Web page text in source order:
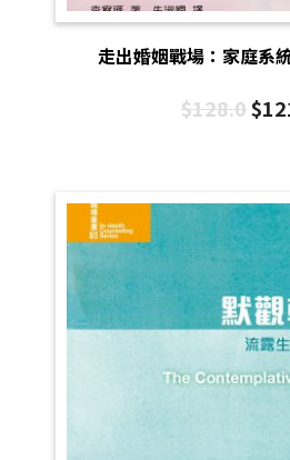
走出婚姻戰場：家庭系
$128.0$